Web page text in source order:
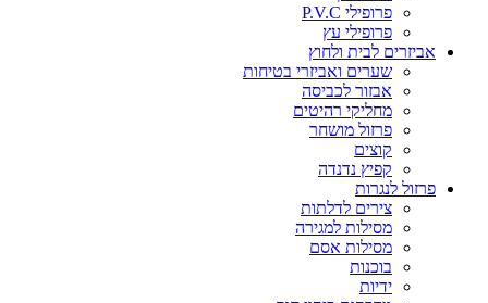
פרופילי P.V.C
פרופילי עץ
אביזרים לבית ולחוץ
שערים ואביזרי בטיחות
אבזור לכביסה
מחליקי רהיטים
פרזול מושחר
קוצים
קפיץ נדנדה
פרזול לנגרות
צירים לדלתות
מסילות למגירה
מסילות אסם
בוכנות
ידיות